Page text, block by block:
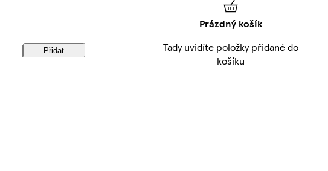
Přidat
Prázdný košík
Tady uvidíte položky přidané do
košíku